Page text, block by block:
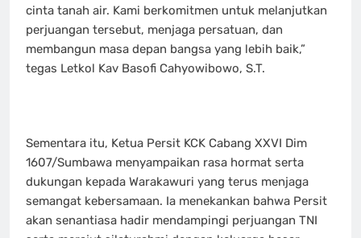
cinta tanah air. Kami berkomitmen untuk melanjutkan
perjuangan tersebut, menjaga persatuan, dan
membangun masa depan bangsa yang lebih baik,”
tegas Letkol Kav Basofi Cahyowibowo, S.T.
‎Sementara itu, Ketua Persit KCK Cabang XXVI Dim
1607/Sumbawa menyampaikan rasa hormat serta
dukungan kepada Warakawuri yang terus menjaga
semangat kebersamaan. Ia menekankan bahwa Persit
akan senantiasa hadir mendampingi perjuangan TNI